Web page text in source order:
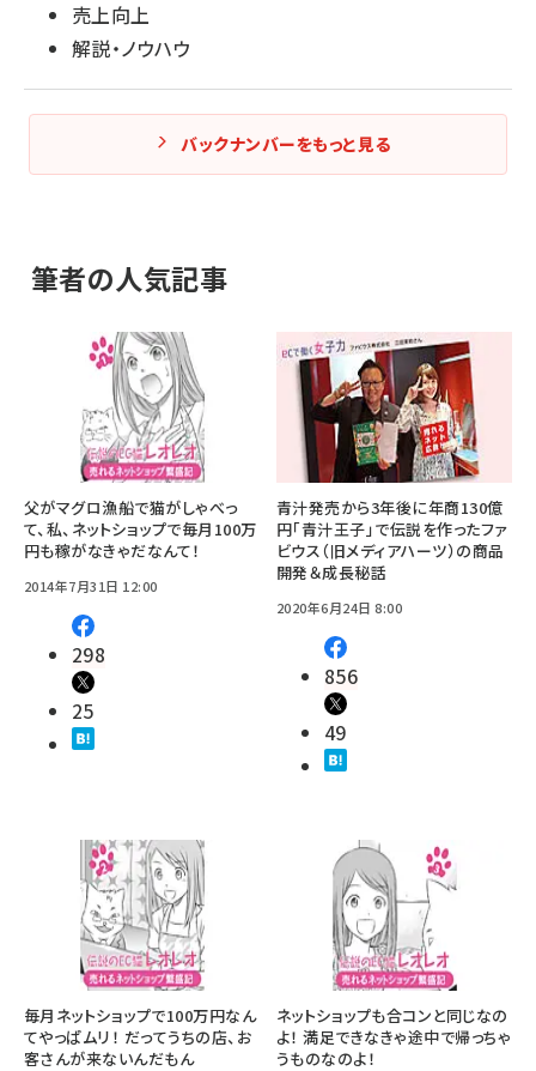
売上向上
解説・ノウハウ
バックナンバーをもっと見る
筆者の人気記事
父がマグロ漁船で猫がしゃべっ
て、私、ネットショップで毎月100万
円も稼がなきゃだなんて！
2014年7月31日 12:00
298
25
青汁発売から3年後に年商130億
円「青汁王子」で伝説を作ったファ
ビウス（旧メディアハーツ）の商品
開発＆成長秘話
2020年6月24日 8:00
856
49
毎月ネットショップで100万円なん
てやっぱムリ！ だってうちの店、お
客さんが来ないんだもん
ネットショップも合コンと同じなの
よ！ 満足できなきゃ途中で帰っちゃ
うものなのよ！